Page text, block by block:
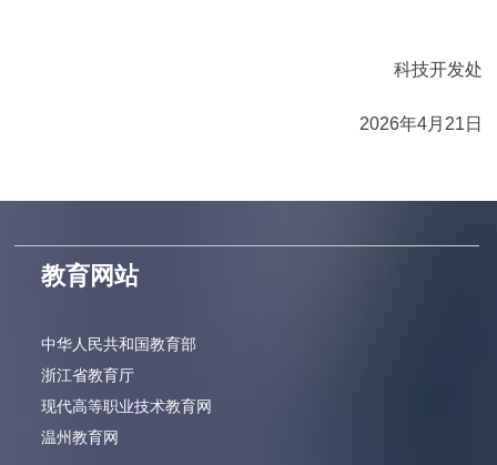
科技开发处
2026年4月21日
教育网站
中华人民共和国教育部
浙江省教育厅
现代高等职业技术教育网
温州教育网